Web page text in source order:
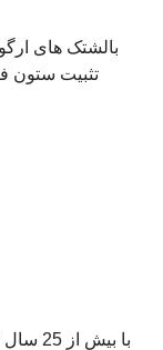
بالشتک های
تثبیت ستون
با